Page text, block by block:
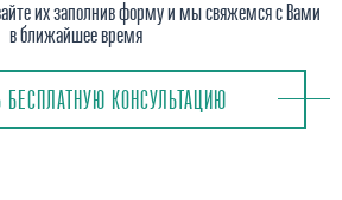
их заполнив форму и мы свяжемся с Вами
в ближайшее время
БЕСПЛАТНУЮ КОНСУЛЬТАЦИЮ